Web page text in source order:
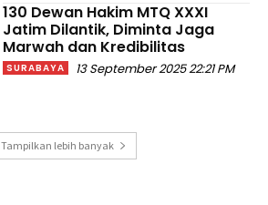
130 Dewan Hakim MTQ XXXI
Jatim Dilantik, Diminta Jaga
Marwah dan Kredibilitas
SURABAYA 13 September 2025 22:21 PM
Tampilkan lebih banyak